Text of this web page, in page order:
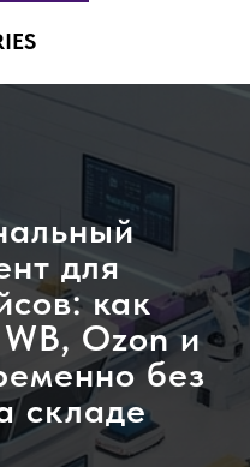
92 для
как
Ozon и
без
складе